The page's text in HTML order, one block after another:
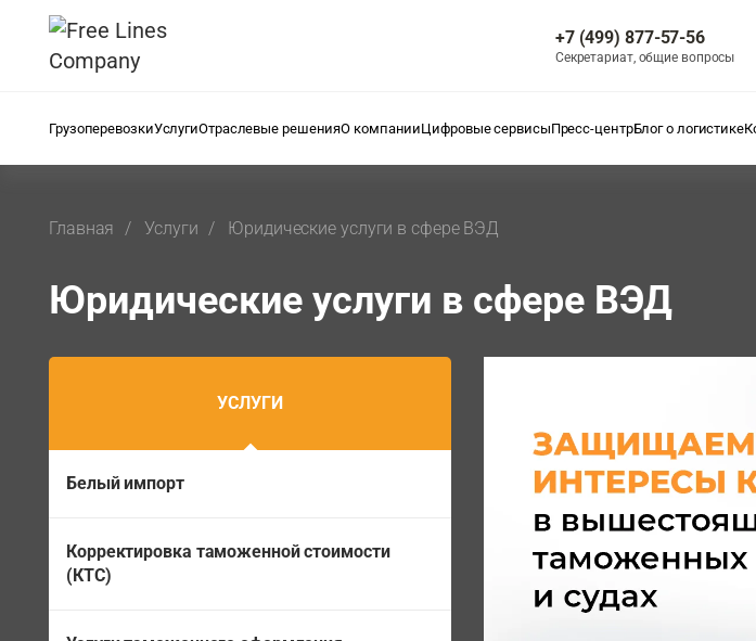
+7 (499) 877-57-56
Секретариат, общие вопросы
ГрузоперевозкиУслугиОтраслевые решенияО компанииЦифровые сервисыПресс-центрБлог о логистике
Главная Услуги Юридические услуги в сфере ВЭД
Юридические услуги в сфере ВЭД
УСЛУГИ
Белый импорт
Корректировка таможенной стоимости
(КТС)